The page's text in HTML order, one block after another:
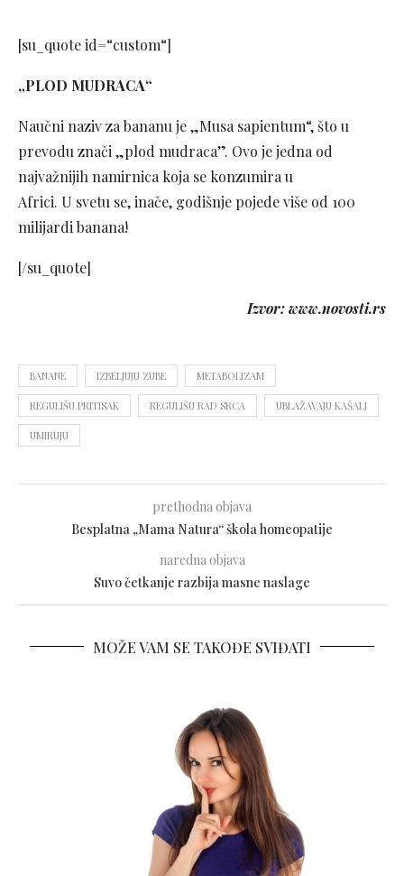
[su_quote id=“custom“]
„PLOD MUDRACA“
Naučni naziv za bananu je „Musa sapientum“, što u
prevodu znači „plod mudraca”. Ovo je jedna od
najvažnijih namirnica koja se konzumira u
Africi. U svetu se, inače, godišnje pojede više od 100
milijardi banana!
[/su_quote]
Izvor: www.novosti.rs
BANANE IZBELJUJU ZUBE METABOLIZAM
REGULIŠU PRITISAK REGULIŠU RAD SRCA UBLAŽAVAJU KAŠALJ
UMIRUJU
prethodna objava
Besplatna „Mama Natura“ škola homeopatije
naredna objava
Suvo četkanje razbija masne naslage
MOŽE VAM SE TAKOĐE SVIĐATI